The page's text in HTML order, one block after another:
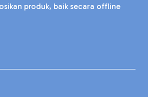
produk, baik secara offline